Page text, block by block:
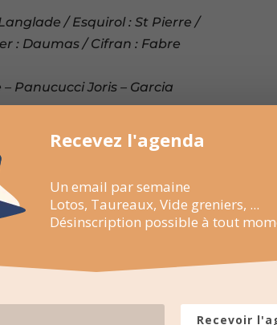
/ Esquirol : St Pierre /
: Daumas / Cifran : Fabre
Panucucci Joris – Garcia
à 16 ans : 5 euros / Moins de 12
sur l’avenue Pierre Mendès
Jean Jaurès
Recevez l'agenda
Un email par semaine
Lotos, Taureaux, Vide greniers, ...
Désinscription possible à tout
Recevoir